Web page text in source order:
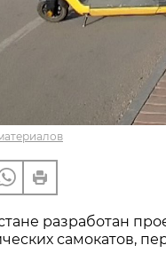
разработан
самокатов,